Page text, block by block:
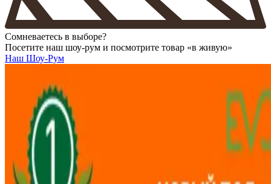
Сомневаетесь в выборе?
Посетите наш шоу-рум и посмотрите товар «в живую»
Наш Шоу-Рум